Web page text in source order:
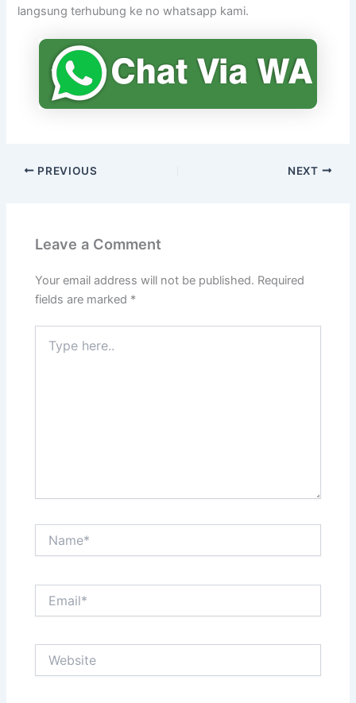
langsung terhubung ke no whatsapp kami.
PREVIOUS NEXT
Leave a Comment
Your email address will not be published. Required
fields are marked *
here..